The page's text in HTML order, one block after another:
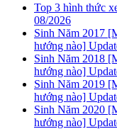
Top 3 hình thức
08/2026
Sinh Năm 2017
hướng nào]
Sinh Năm 2018
hướng nào]
Sinh Năm 2019
hướng nào]
Sinh Năm 2020
hướng nào]